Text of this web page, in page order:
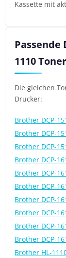
Kassette mit
Passende
1110 Toner
Die gleichen
Drucker:
Brother DCP-
Brother DCP-
Brother DCP-
Brother DCP-
Brother DCP-
Brother DCP-
Brother DCP-
Brother DCP-
Brother DCP-
Brother DCP-
Brother HL-